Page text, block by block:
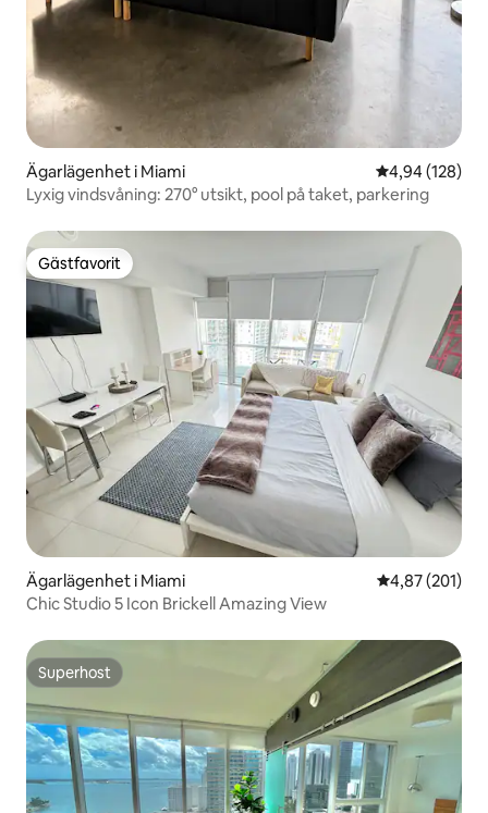
Ägarlägenhet i Miami 4,94 av 5 i
4,94 (128)
Lyxig vindsvåning: 270° utsikt, pool på taket, parkering
Gästfavorit
Gästfavorit
Ägarlägenhet i Miami 4,87 av 5 i
4,87 (201)
Chic Studio 5 Icon Brickell Amazing View
Superhost
Superhost